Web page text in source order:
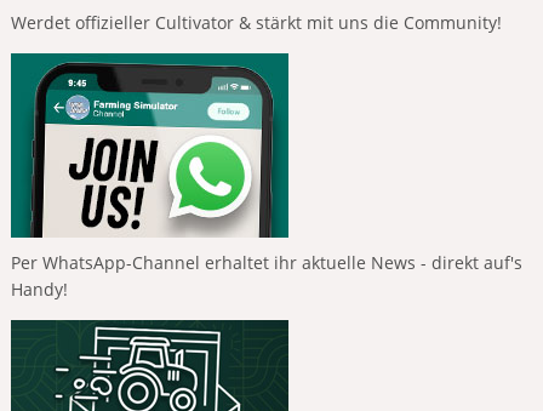
Werdet offizieller Cultivator & stärkt mit uns die Community!
Per WhatsApp-Channel erhaltet ihr aktuelle News - direkt auf's
Handy!